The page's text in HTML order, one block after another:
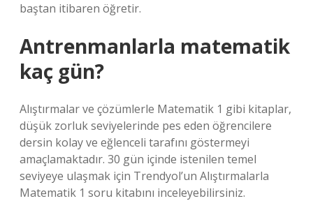
baştan itibaren öğretir.
Antrenmanlarla matematik
kaç gün?
Alıştırmalar ve çözümlerle Matematik 1 gibi kitaplar,
düşük zorluk seviyelerinde pes eden öğrencilere
dersin kolay ve eğlenceli tarafını göstermeyi
amaçlamaktadır. 30 gün içinde istenilen temel
seviyeye ulaşmak için Trendyol’un Alıştırmalarla
Matematik 1 soru kitabını inceleyebilirsiniz.